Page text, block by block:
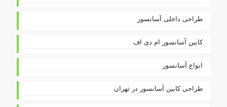
طراحی داخلی آسانسور
کابین آسانسور ام دی اف
انواع آسانسور
طراحی کابین آسانسور در تهران